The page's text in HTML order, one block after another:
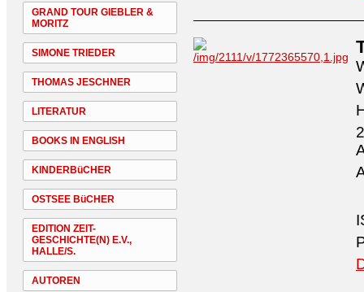
GRAND TOUR GIEBLER &
MORITZ
SIMONE TRIEDER
THOMAS JESCHNER
LITERATUR
BOOKS IN ENGLISH
KINDERBüCHER
OSTSEE BüCHER
EDITION ZEIT-
GESCHICHTE(N) E.V.,
HALLE/S.
AUTOREN